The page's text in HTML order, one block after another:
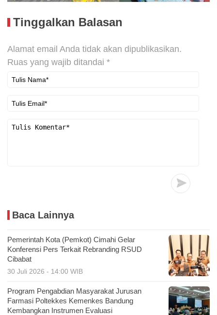
Tinggalkan Balasan
Alamat email Anda tidak akan dipublikasikan.
Ruas yang wajib ditandai *
Baca Lainnya
Pemerintah Kota (Pemkot) Cimahi Gelar
Konferensi Pers Terkait Rebranding RSUD
Cibabat
30 Juli 2026 - 14:00 WIB
Program Pengabdian Masyarakat Jurusan
Farmasi Poltekkes Kemenkes Bandung
Kembangkan Instrumen Evaluasi